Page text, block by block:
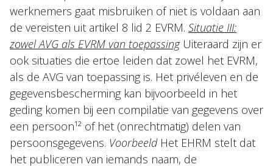
werknemers gaat misbruiken of niet is voldaan aan
de vereisten uit artikel 8 lid 2 EVRM. Situatie III:
zowel AVG als EVRM van toepassingUiteraard zijn er
ook situaties die ertoe leiden dat zowel het EVRM,
als de AVG van toepassing is. Het privéleven en de
gegevensbescherming kan bijvoorbeeld in het
geding komen bij een compilatie van gegevens over
een persoon¹² of het (onrechtmatig) delen van
persoonsgegevens. VoorbeeldHet EHRM stelt dat
het publiceren van iemands naam, de